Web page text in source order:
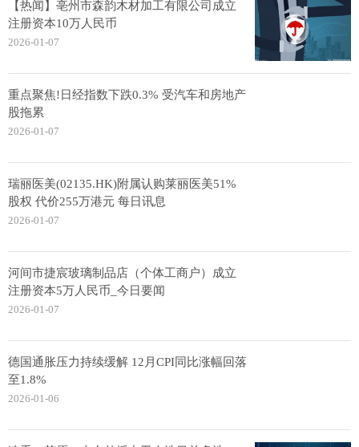
【热闻】亳州市森韵木材加工有限公司成立
注册资本10万人民币
2026-01-07
重点聚焦!日经指数下跌0.3% 受汽车和房地产
股拖累
2026-01-07
瑞丽医美(02135.HK)附属认购莱丽医美51%
股权 代价255万港元 每日讯息
2026-01-07
河间市捷宸玻璃制品店（个体工商户）成立
注册资本5万人民币_今日要闻
2026-01-07
德国通胀压力持续缓解 12月CPI同比涨幅回落
至1.8%
2026-01-06